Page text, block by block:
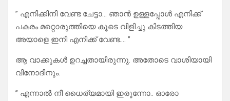
” എനിക്കിനി വേണ്ട ചേട്ടാ… ഞാൻ ഉള്ളപ്പോൾ എനിക്ക്
പകരം മറ്റൊരുത്തിയെ കൂടെ വിളിച്ചു കിടത്തിയ
അയാളെ ഇനി എനിക്ക് വേണ്ട…. ”
ആ വാക്കുകൾ ഉറച്ചതായിരുന്നു. അതോടെ വാശിയായി
വിനോദിനും.
” എന്നാൽ നീ ധൈര്യമായി ഇരുന്നോ.. ഓരോ